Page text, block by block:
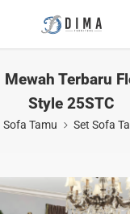
Mewah Terbaru
Style 25STC
Sofa Tamu Set Sofa